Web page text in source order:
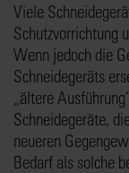
Viele
Schutzvorrichtung
Wenn jedoch die
Schneidegeräts
„ältere
Schneidegeräte,
neueren
Bedarf als solche